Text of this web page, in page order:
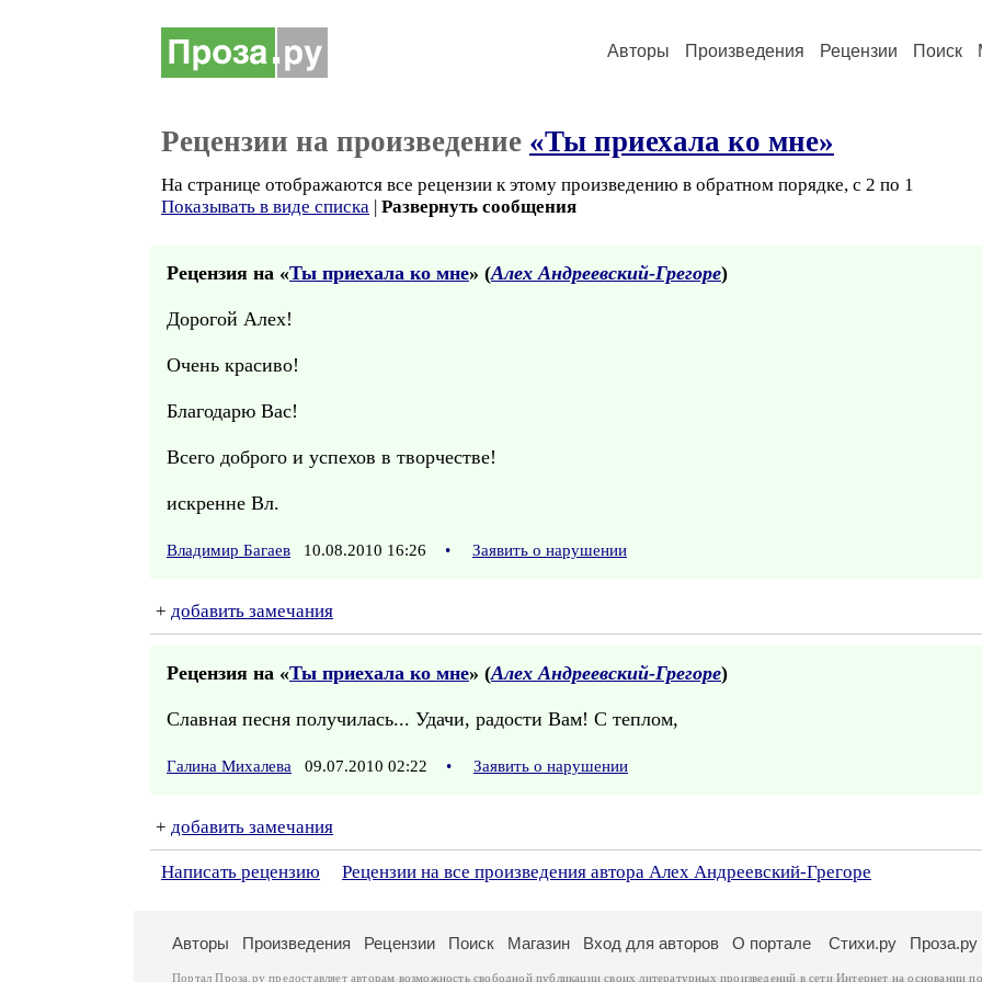
Авторы Произведения Рецензии Поиск
Рецензии на произведение «Ты приехала ко мне»
На странице отображаются все рецензии к этому произведению в обратном порядке, с 2 по 1
Показывать в виде списка | Развернуть сообщения
Рецензия на «Ты приехала ко мне» (Алех Андреевский-Грегоре)
Дорогой Алех!
Очень красиво!
Благодарю Вас!
Всего доброго и успехов в творчестве!
искренне Вл.
Владимир Багаев 10.08.2010 16:26 • Заявить о нарушении
+ добавить замечания
Рецензия на «Ты приехала ко мне» (Алех Андреевский-Грегоре)
Славная песня получилась... Удачи, радости Вам! С теплом,
Галина Михалева 09.07.2010 02:22 • Заявить о нарушении
+ добавить замечания
Написать рецензию Рецензии на все произведения автора Алех Андреевский-Грегоре
Авторы Произведения Рецензии Поиск Магазин Вход для авторов О портале Стихи.ру Проза.ру
Портал Проза.ру предоставляет авторам возможность свободной публикации своих литературных произведений в сети Интернет на основании